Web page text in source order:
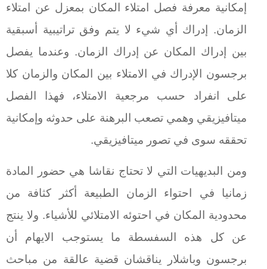
إمكانية معرفة فصل امتلاء المكان بمعزل عن امتلاء
الزمان. إدراك أي شيء لا يتم وفق تراتيبية أسبقية
بين إدراك المكان عن إدراك الزمان. وعندما يفصل
برجسون الإدراك في الامتلاء بين المكان والزمان كلا
على انفراد حسب مرجعية الامتلاء، فهذا الفصل
ميتافيزيقي وهمي تصعب البرهنة على حدوثه وإمكانية
تحققه سوى في تصور ميتافيزيقي.
ومن البديهيات التي لا تحتاج نقاشا هي حضور المادة
زمانيا في احتواء الزمان الطبيعة أكثر كثافة من
محدودية المكان في احتوئه الامتلائي للأشياء. ولا ينتج
عن كل هذه السفسطة ما يستوجب الايهام أن
برجسون وباشلار يناقشان قضية عالقة من مباحث